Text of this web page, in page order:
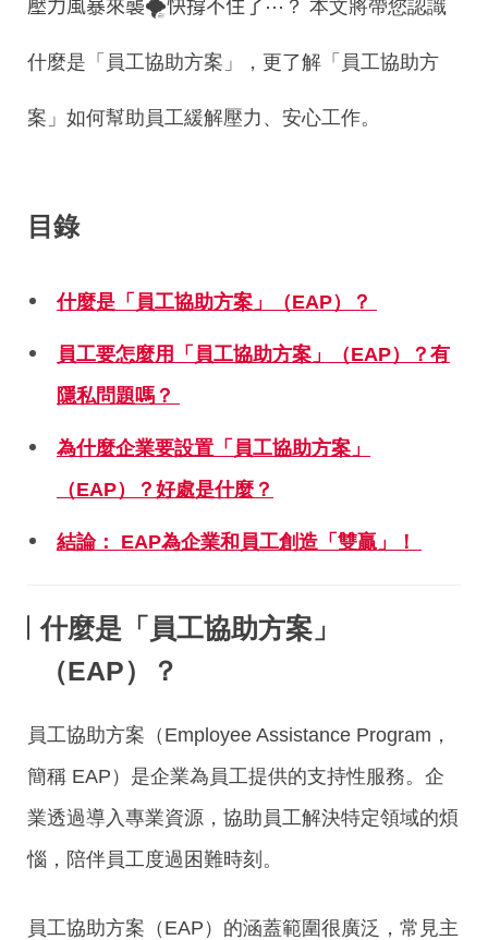
壓力風暴來襲🌪️快撐不住了 ⋯？ 本文將帶您認識
什麼是「員工協助方案」，更了解「員工協助方
案」如何幫助員工緩解壓力、安心工作。
目錄
什麼是「員工協助方案」 （EAP）？
員工要怎麼用「員工協助方案」 （EAP）
？有
隱私問題嗎？
為什麼企業要設置「員工協助方案」
（EAP）
？好處是什麼？
結論： EAP為企業和員工創造「雙贏」！
什麼是「員工協助方案」
（EAP）？
員工協助方案（Employee Assistance Program，
簡稱 EAP）是企業為員工提供的支持性服務。企
業透過導入專業資源，協助員工解決特定領域的煩
惱，陪伴員工度過困難時刻。
員工協助方案（EAP）的涵蓋範圍很廣泛，常見主